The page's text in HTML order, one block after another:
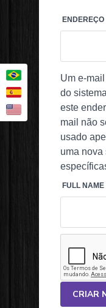
Um e-
do
este
mail não
usado
uma nova
FULL NAME
CRIAR